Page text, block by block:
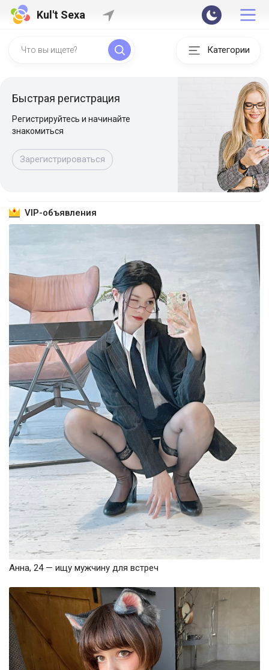
Kul't Sexa
Категории
Быстрая регистрация
Регистрируйтесь и начинайте
знакомиться
Зарегистрироваться
VIP-объявления
Анна, 24 — ищу мужчину для встреч